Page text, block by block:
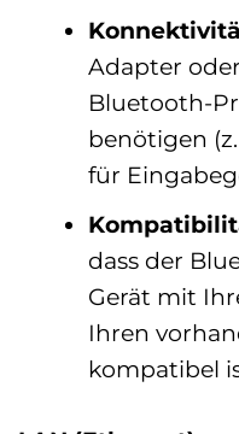
Adapter
Bluetooth-
benötigen
für
dass der
Gerät mit
Ihren
kompatibel